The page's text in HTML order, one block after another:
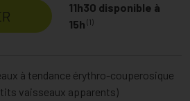
11h30 disponible à
15h (1)
à tendance érythro-couperosique
vaisseaux apparents)